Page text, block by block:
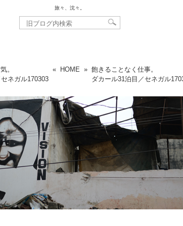
旅々、沈々。
。
ネガル170303
« HOME » 飽きることなく仕事。
ダカール31泊目／セネガル